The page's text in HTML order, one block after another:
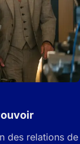
des relations de